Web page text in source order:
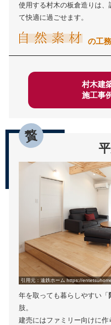
引用元：遠鉄ホーム https://
年を取っても暮らしやすい「
肢。
建売にはファミリー向けに
使用する村木の板倉造りは
て快適に過ごせます。
の工
村木建
施工事